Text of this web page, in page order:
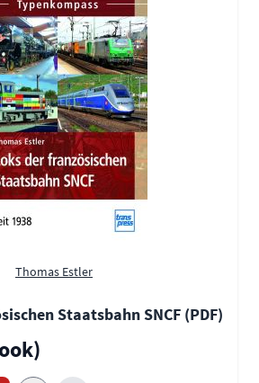
Thomas Estler
Staatsbahn SNCF (PDF)